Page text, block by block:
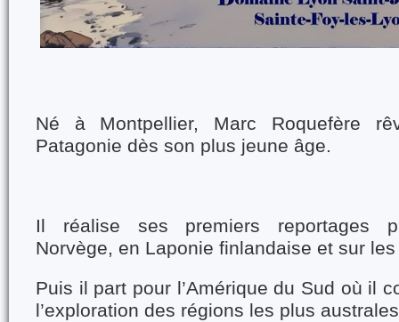
Né à Montpellier, Marc Roquefère
Patagonie dès son plus jeune âge.
Il réalise ses premiers reportages
Norvège, en Laponie finlandaise et sur
Puis il part pour l’Amérique du Sud où il
l’exploration des régions les plus